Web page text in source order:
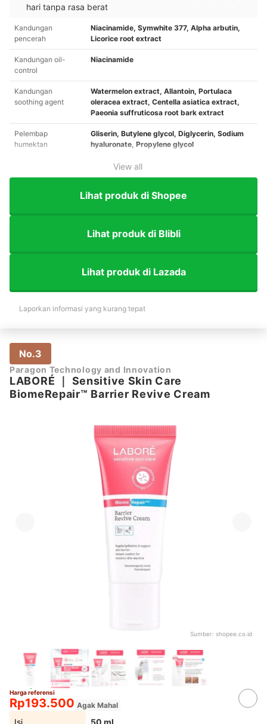
hari tanpa rasa berat
Kandungan
pencerah
Niacinamide, Symwhite 377, Alpha arbutin,
Licorice root extract
Kandungan oil-
control
Niacinamide
Kandungan
soothing agent
Watermelon extract, Allantoin, Portulaca
oleracea extract, Centella asiatica extract,
Paeonia suffruticosa root bark extract
Pelembap
humektan
Gliserin, Butylene glycol, Diglycerin, Sodium
hyaluronate, Propylene glycol
View all
Lihat produk di Shopee
Lihat produk di Blibli
Lihat produk di Lazada
Laporkan informasi yang kurang tepat
No.3
Paragon Technology and Innovation
LABORÉ
Sensitive Skin Care
BiomeRepair™ Barrier Revive Cream
Sumber: shopee.co.id
Harga referensi
Rp193.500 Agak Mahal
Isi 50 ml